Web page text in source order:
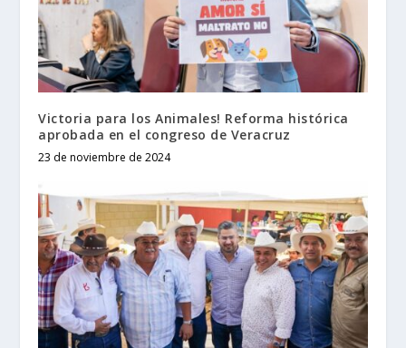
Victoria para los Animales! Reforma histórica
aprobada en el congreso de Veracruz
23 de noviembre de 2024